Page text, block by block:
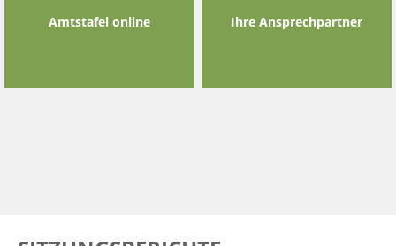
Amtstafel online Ihre Ansprechpartner